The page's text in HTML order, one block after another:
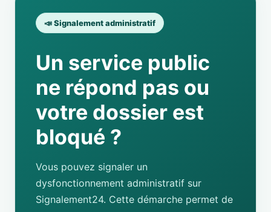
📣 Signalement administratif
Un service public
ne répond pas ou
votre dossier est
bloqué ?
Vous pouvez signaler un
dysfonctionnement administratif sur
Signalement24. Cette démarche permet de